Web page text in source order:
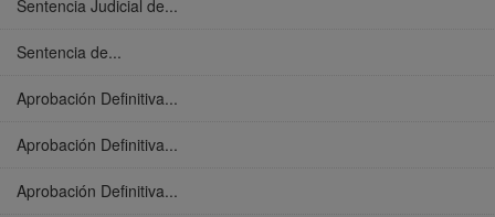
Sentencia Judicial de...
Sentencia de...
Aprobación Definitiva...
Aprobación Definitiva...
Aprobación Definitiva...